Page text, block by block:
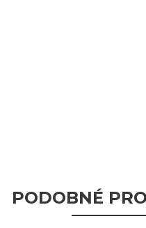
PODOBNÉ